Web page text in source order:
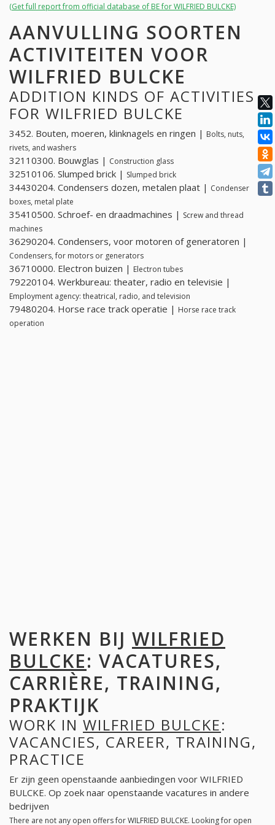
(Get full report from official database of BE for WILFRIED BULCKE)
AANVULLING SOORTEN
ACTIVITEITEN VOOR
WILFRIED BULCKE
ADDITION KINDS OF ACTIVITIES
FOR WILFRIED BULCKE
3452. Bouten, moeren, klinknagels en ringen | Bolts, nuts,
rivets, and washers
32110300. Bouwglas | Construction glass
32510106. Slumped brick | Slumped brick
34430204. Condensers dozen, metalen plaat | Condenser
boxes, metal plate
35410500. Schroef- en draadmachines | Screw and thread
machines
36290204. Condensers, voor motoren of generatoren |
Condensers, for motors or generators
36710000. Electron buizen | Electron tubes
79220104. Werkbureau: theater, radio en televisie |
Employment agency: theatrical, radio, and television
79480204. Horse race track operatie | Horse race track
operation
WERKEN BIJ WILFRIED
BULCKE: VACATURES,
CARRIÈRE, TRAINING,
PRAKTIJK
WORK IN WILFRIED BULCKE:
VACANCIES, CAREER, TRAINING,
PRACTICE
Er zijn geen openstaande aanbiedingen voor WILFRIED
BULCKE. Op zoek naar openstaande vacatures in andere
bedrijven
There are not any open offers for WILFRIED BULCKE. Looking for open